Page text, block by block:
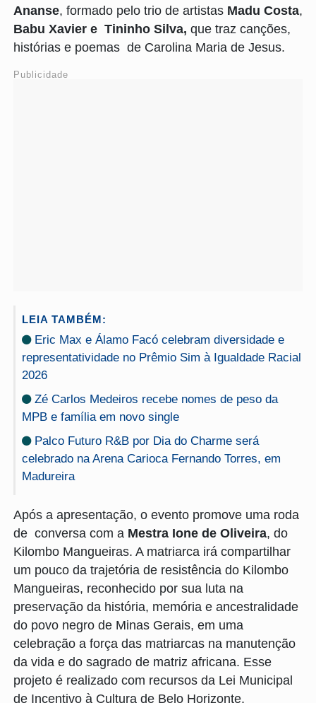
Ananse, formado pelo trio de artistas Madu Costa,
Babu Xavier e Tininho Silva, que traz canções,
histórias e poemas de Carolina Maria de Jesus.
Publicidade
LEIA TAMBÉM:
Eric Max e Álamo Facó celebram diversidade e
representatividade no Prêmio Sim à Igualdade Racial
2026
Zé Carlos Medeiros recebe nomes de peso da
MPB e família em novo single
Palco Futuro R&B por Dia do Charme será
celebrado na Arena Carioca Fernando Torres, em
Madureira
Após a apresentação, o evento promove uma roda
de conversa com a Mestra Ione de Oliveira, do
Kilombo Mangueiras. A matriarca irá compartilhar
um pouco da trajetória de resistência do Kilombo
Mangueiras, reconhecido por sua luta na
preservação da história, memória e ancestralidade
do povo negro de Minas Gerais, em uma
celebração a força das matriarcas na manutenção
da vida e do sagrado de matriz africana. Esse
projeto é realizado com recursos da Lei Municipal
de Incentivo à Cultura de Belo Horizonte.